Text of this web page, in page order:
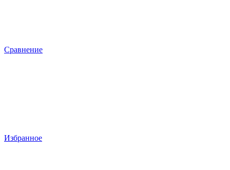
Сравнение
Избранное